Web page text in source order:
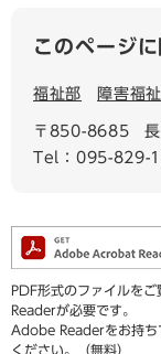
このページ
福祉部 障害福
〒850-8685
Tel：095-829-
PDF形式のファイルを
Readerが必要です。
Adobe Readerをお持ち
ください。（無料）